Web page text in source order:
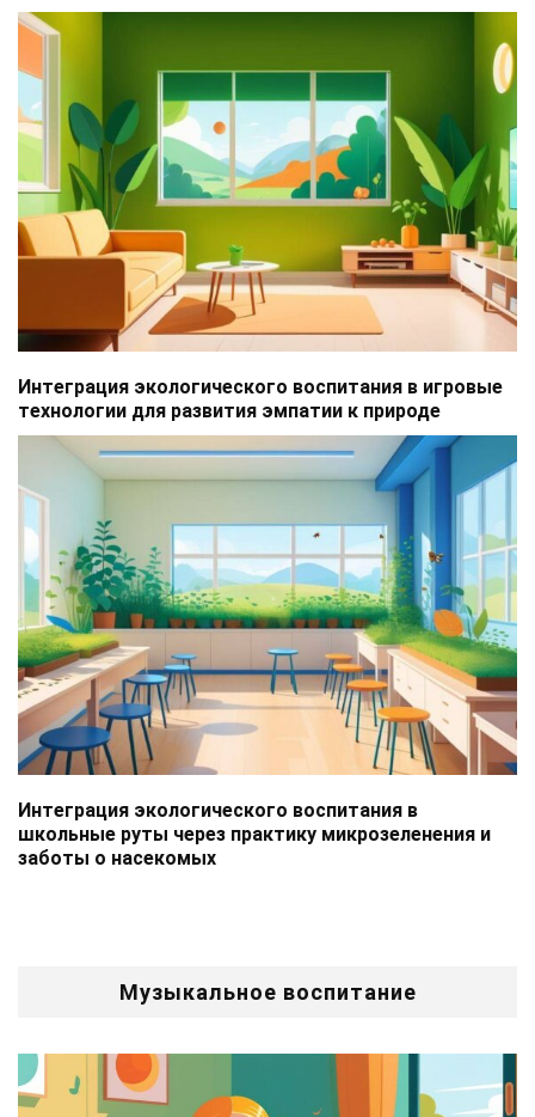
Интеграция экологического воспитания в игровые
технологии для развития эмпатии к природе
Интеграция экологического воспитания в
школьные руты через практику микрозеленения и
заботы о насекомых
Музыкальное воспитание